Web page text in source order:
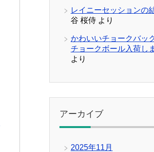
レイニーセッションの
谷 桜侍 より
かわいいチョークバッ
チョークボール入荷し
より
アーカイブ
2025年11月